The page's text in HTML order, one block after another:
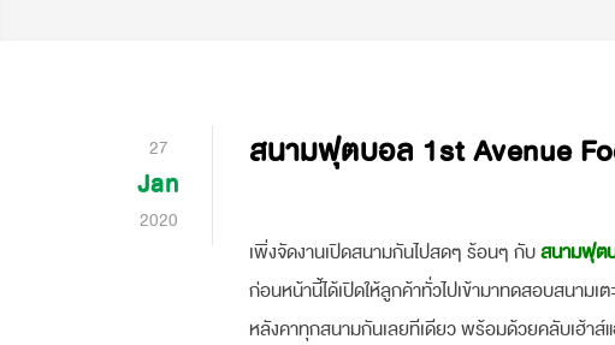
27
Jan
2020
สนามฟุตบอล 1st Avenue
เพิ่งจัดงานเปิดสนามกันไปสดๆ ร้อนๆ กับสนามฟุต
ก่อนหน้านี้ได้เปิดให้ลูกค้าทั่วไปเข้ามาทดสอบสนาม
หลังคาทุกสนามกันเลยทีเดียว พร้อมด้วยคลับเฮ้า